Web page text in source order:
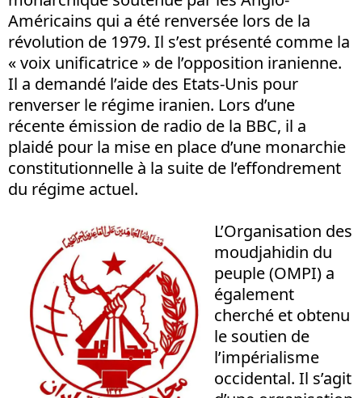
Américains qui a été renversée lors de la
révolution de 1979. Il s’est présenté comme la
« voix unificatrice » de l’opposition iranienne.
Il a demandé l’aide des Etats-Unis pour
renverser le régime iranien. Lors d’une
récente émission de radio de la BBC, il a
plaidé pour la mise en place d’une monarchie
constitutionnelle à la suite de l’effondrement
du régime actuel.
L’Organisation des
moudjahidin du
peuple (OMPI) a
également
cherché et obtenu
le soutien de
l’impérialisme
occidental. Il s’agit